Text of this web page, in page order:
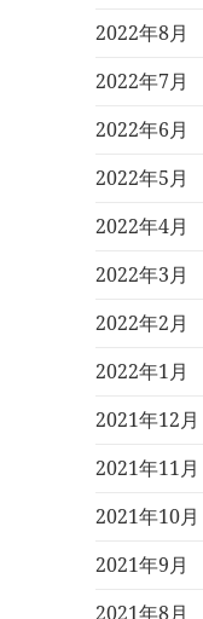
2022年8月
2022年7月
2022年6月
2022年5月
2022年4月
2022年3月
2022年2月
2022年1月
2021年12月
2021年11月
2021年10月
2021年9月
2021年8月